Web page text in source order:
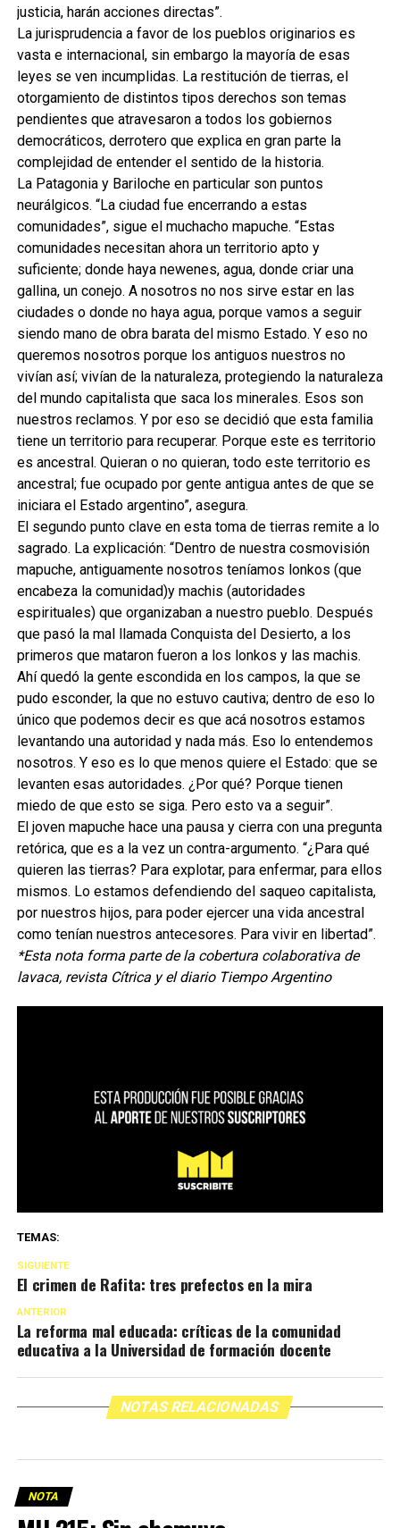
justicia, harán acciones directas”.
La jurisprudencia a favor de los pueblos originarios es
vasta e internacional, sin embargo la mayoría de esas
leyes se ven incumplidas. La restitución de tierras, el
otorgamiento de distintos tipos derechos son temas
pendientes que atravesaron a todos los gobiernos
democráticos, derrotero que explica en gran parte la
complejidad de entender el sentido de la historia.
La Patagonia y Bariloche en particular son puntos
neurálgicos. “La ciudad fue encerrando a estas
comunidades”, sigue el muchacho mapuche. “Estas
comunidades necesitan ahora un territorio apto y
suficiente; donde haya newenes, agua, donde criar una
gallina, un conejo. A nosotros no nos sirve estar en las
ciudades o donde no haya agua, porque vamos a seguir
siendo mano de obra barata del mismo Estado. Y eso no
queremos nosotros porque los antiguos nuestros no
vivían así; vivían de la naturaleza, protegiendo la naturaleza
del mundo capitalista que saca los minerales. Esos son
nuestros reclamos. Y por eso se decidió que esta familia
tiene un territorio para recuperar. Porque este es territorio
es ancestral. Quieran o no quieran, todo este territorio es
ancestral; fue ocupado por gente antigua antes de que se
iniciara el Estado argentino”, asegura.
El segundo punto clave en esta toma de tierras remite a lo
sagrado. La explicación: “Dentro de nuestra cosmovisión
mapuche, antiguamente nosotros teníamos lonkos (que
encabeza la comunidad)y machis (autoridades
espirituales) que organizaban a nuestro pueblo. Después
que pasó la mal llamada Conquista del Desierto, a los
primeros que mataron fueron a los lonkos y las machis.
Ahí quedó la gente escondida en los campos, la que se
pudo esconder, la que no estuvo cautiva; dentro de eso lo
único que podemos decir es que acá nosotros estamos
levantando una autoridad y nada más. Eso lo entendemos
nosotros. Y eso es lo que menos quiere el Estado: que se
levanten esas autoridades. ¿Por qué? Porque tienen
miedo de que esto se siga. Pero esto va a seguir”.
El joven mapuche hace una pausa y cierra con una pregunta
retórica, que es a la vez un contra-argumento. “¿Para qué
quieren las tierras? Para explotar, para enfermar, para ellos
mismos. Lo estamos defendiendo del saqueo capitalista,
por nuestros hijos, para poder ejercer una vida ancestral
como tenían nuestros antecesores. Para vivir en libertad”.
*Esta nota forma parte de la cobertura colaborativa de
lavaca, revista Cítrica y el diario Tiempo Argentino
TEMAS:
SIGUIENTE
El crimen de Rafita: tres prefectos en la mira
ANTERIOR
La reforma mal educada: críticas de la comunidad
educativa a la Universidad de formación docente
NOTAS RELACIONADAS
NOTA